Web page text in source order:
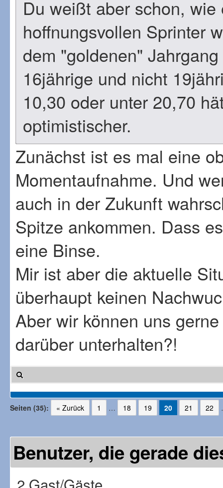
Du weißt aber schon,
hoffnungsvollen Sprinter
dem "goldenen"
16jährige und nicht
10,30 oder unter 20,70
optimistischer.
Zunächst ist es mal eine
Momentaufnahme. Und
auch in der Zukunft
Spitze ankommen. Dass
eine Binse.
Mir ist aber die aktuelle
überhaupt keinen
Aber wir können uns
darüber unterhalten?!
Seiten (35): « Zurück 1 … 18 19 20 21 22
Benutzer, die gerade